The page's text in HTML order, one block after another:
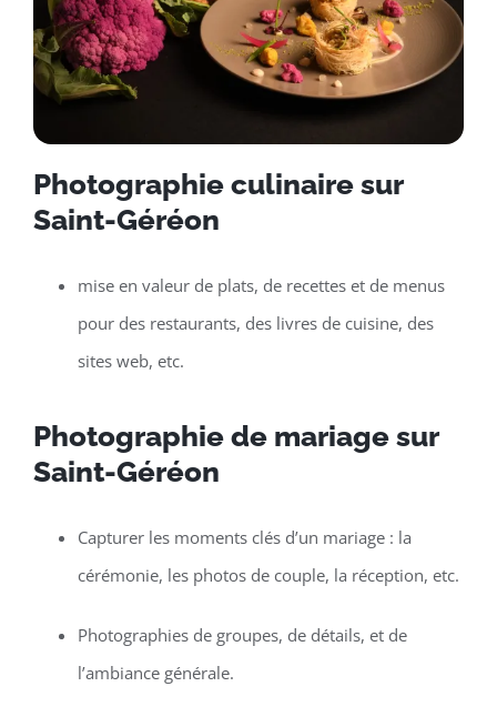
Photographie culinaire sur
Saint-Géréon
mise en valeur de plats, de recettes et de menus
pour des restaurants, des livres de cuisine, des
sites web, etc.
Photographie de mariage sur
Saint-Géréon
Capturer les moments clés d’un mariage : la
cérémonie, les photos de couple, la réception, etc.
Photographies de groupes, de détails, et de
l’ambiance générale.